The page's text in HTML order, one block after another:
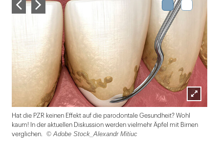
Lightbox
öffnen
Hat die PZR keinen Effekt auf die parodontale Gesundheit? Wohl
kaum! In der aktuellen Diskussion werden vielmehr Äpfel mit Birnen
verglichen.
© Adobe Stock_Alexandr Mitiuc